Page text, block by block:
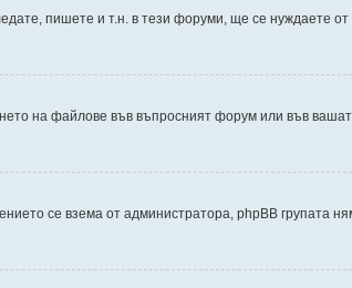
пишете и т.н. в тези форуми, ще се нуждаете
на файлове във въпросният форум или във
се взема от администратора, phpBB групата